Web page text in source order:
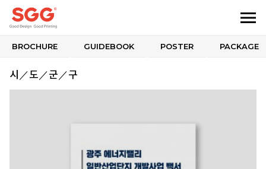
BROCHURE GUIDEBOOK POSTER PACKAGE
시／도／군／구